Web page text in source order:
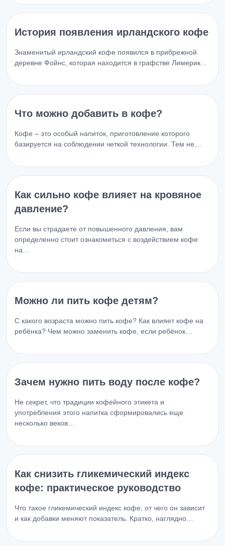
История появления ирландского кофе
Знаменитый ирландский кофе появился в прибрежной
деревне Фойнс, которая находится в графстве Лимерик…
Что можно добавить в кофе?
Кофе – это особый напиток, приготовление которого
базируется на соблюдении четкой технологии. Тем не…
Как сильно кофе влияет на кровяное
давление?
Если вы страдаете от повышенного давления, вам
определенно стоит ознакомиться с воздействием кофе
на…
Можно ли пить кофе детям?
С какого возраста можно пить кофе? Как влияет кофе на
ребёнка? Чем можно заменить кофе, если ребёнок…
Зачем нужно пить воду после кофе?
Не секрет, что традиции кофейного этикета и
употребления этого напитка сформировались еще
несколько веков…
Как снизить гликемический индекс
кофе: практическое руководство
Что такое гликемический индекс кофе, от чего он зависит
и как добавки меняют показатель. Кратко, наглядно…